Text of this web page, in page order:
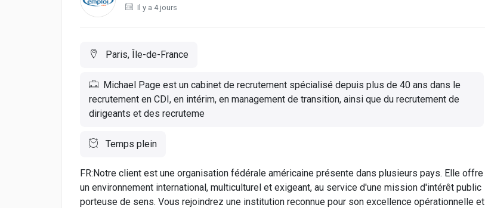
Il y a 4 jours
Paris, Île-de-France
Michael Page est un cabinet de recrutement spécialisé depuis plus de 40 ans dans le
recrutement en CDI, en intérim, en management de transition, ainsi que du recrutement de
dirigeants et des recruteme
Temps plein
FR:Notre client est une organisation fédérale américaine présente dans plusieurs pays. Elle offre
un environnement international, multiculturel et exigeant, au service d'une mission d'intérêt public
porteuse de sens. Vous rejoindrez une institution reconnue pour son excellence opérationnelle et